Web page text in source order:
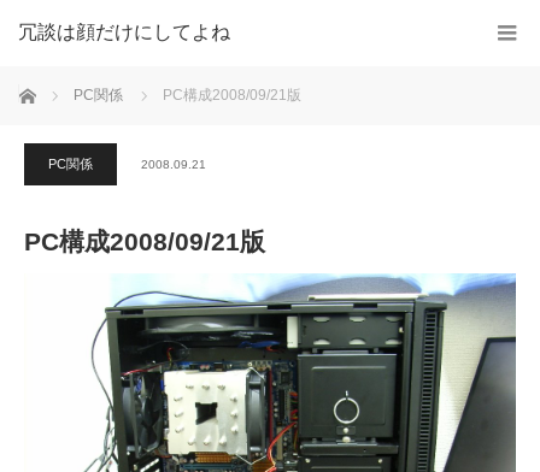
冗談は顔だけにしてよね
ホーム PC関係 PC構成2008/09/21版
PC関係 2008.09.21
PC構成2008/09/21版